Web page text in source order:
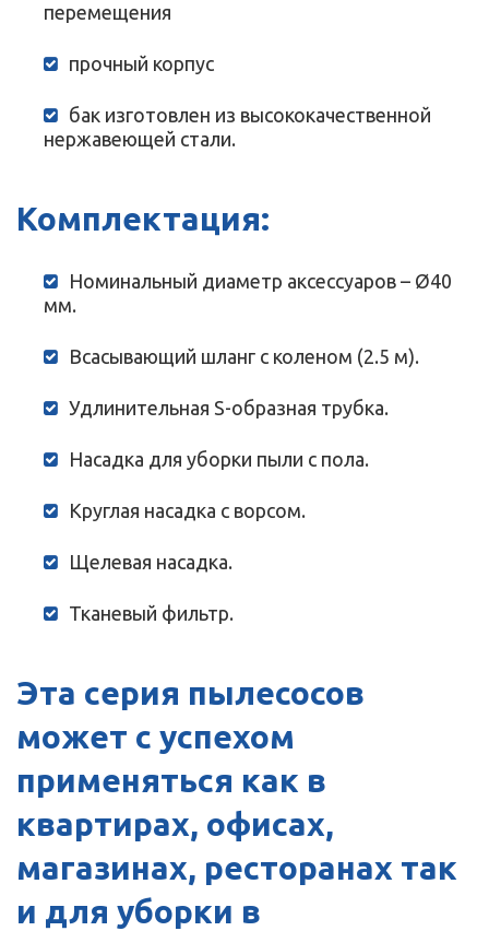
перемещения
прочный корпус
бак изготовлен из высококачественной
нержавеющей стали.
Комплектация:
Номинальный диаметр аксессуаров – Ø40
мм.
Всасывающий шланг с коленом (2.5 м).
Удлинительная S-образная трубка.
Насадка для уборки пыли с пола.
Круглая насадка с ворсом.
Щелевая насадка.
Тканевый фильтр.
Эта серия пылесосов
может с успехом
применяться как в
квартирах, офисах,
магазинах, ресторанах так
и для уборки в